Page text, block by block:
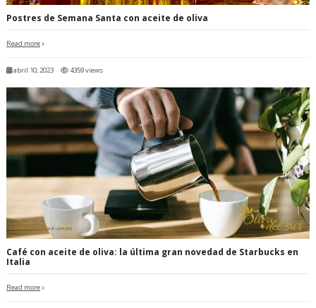
Postres de Semana Santa con aceite de oliva
Read more
abril 10, 2023 4359 views
Café con aceite de oliva: la última gran novedad de Starbucks en
Italia
Read more